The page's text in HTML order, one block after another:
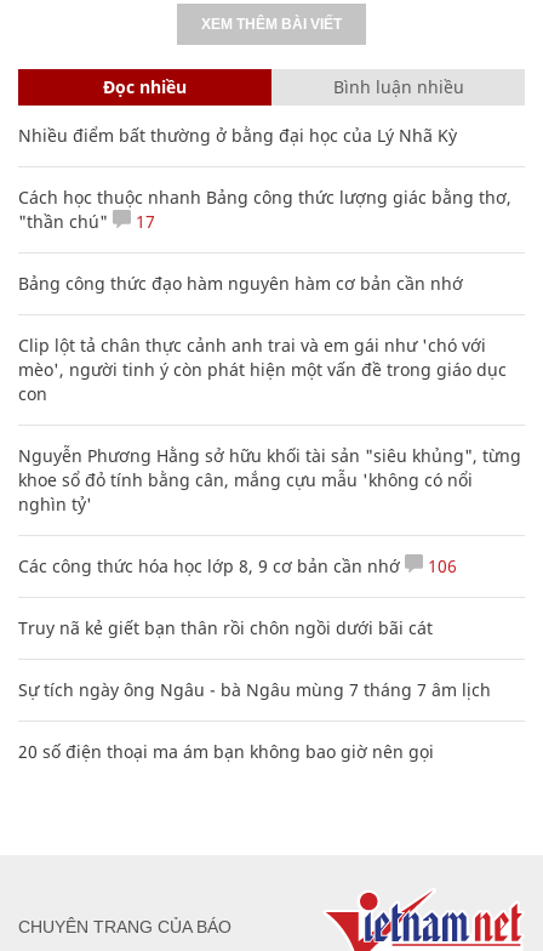
XEM THÊM BÀI VIẾT
Đọc nhiều Bình luận nhiều
Nhiều điểm bất thường ở bằng đại học của Lý Nhã Kỳ
Cách học thuộc nhanh Bảng công thức lượng giác bằng thơ,
"thần chú"
17
Bảng công thức đạo hàm nguyên hàm cơ bản cần nhớ
Clip lột tả chân thực cảnh anh trai và em gái như 'chó với
mèo', người tinh ý còn phát hiện một vấn đề trong giáo dục
con
Nguyễn Phương Hằng sở hữu khối tài sản "siêu khủng", từng
khoe sổ đỏ tính bằng cân, mắng cựu mẫu 'không có nổi
nghìn tỷ'
Các công thức hóa học lớp 8, 9 cơ bản cần nhớ 106
Truy nã kẻ giết bạn thân rồi chôn ngồi dưới bãi cát
Sự tích ngày ông Ngâu - bà Ngâu mùng 7 tháng 7 âm lịch
20 số điện thoại ma ám bạn không bao giờ nên gọi
CHUYÊN TRANG CỦA BÁO